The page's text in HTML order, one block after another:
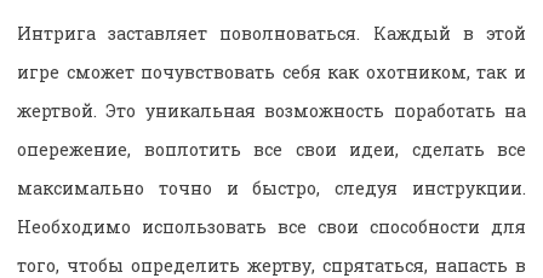
Интрига заставляет поволноваться. Каждый в этой
игре сможет почувствовать себя как охотником, так и
жертвой. Это уникальная возможность поработать на
опережение, воплотить все свои идеи, сделать все
максимально точно и быстро, следуя инструкции.
Необходимо использовать все свои способности для
того, чтобы определить жертву, спрятаться, напасть в